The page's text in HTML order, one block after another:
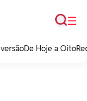
☰
Busca
De Hoje a Oito